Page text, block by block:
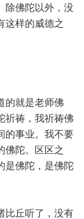
除佛陀以外，没
这样的威德之
就是老师佛
祈祷，我祈祷佛
的事业。我不要
佛陀。区区之
是佛陀，是佛陀
丘听了，没有